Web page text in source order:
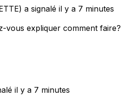
a signalé il y a 7 minutes
vous expliquer comment faire?
il y a 7 minutes